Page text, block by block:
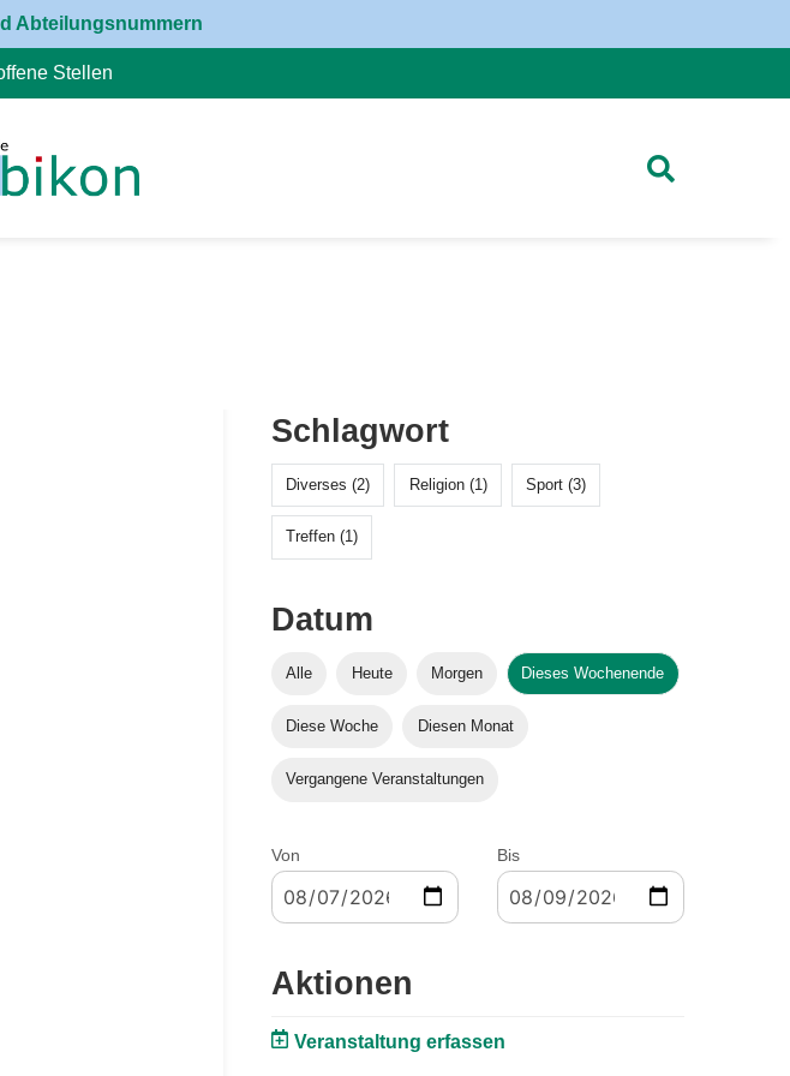
Abteilungsnummern
Stellen
Schlagwort
Diverses (2) Religion (1) Sport (3)
Treffen (1)
Datum
Alle Heute Morgen Dieses Wochenende
Diese Woche Diesen Monat
Vergangene Veranstaltungen
Von Bis
Aktionen
Veranstaltung erfassen